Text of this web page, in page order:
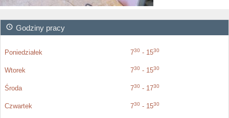
Godziny pracy
Poniedziałek 730 - 1530
Wtorek 730 - 1530
Środa 730 - 1730
Czwartek 730 - 1530